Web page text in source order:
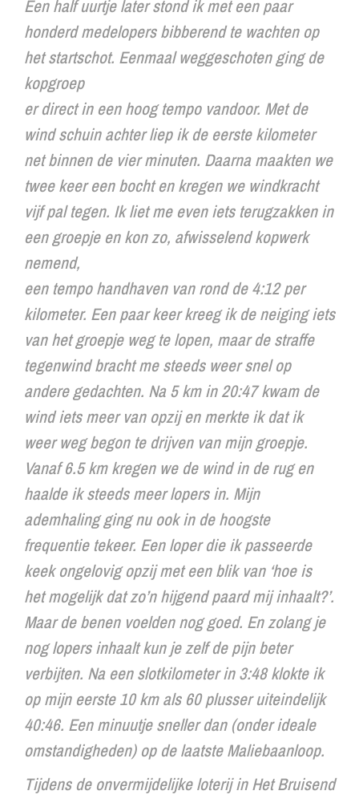
Een half uurtje later stond ik met een paar
honderd medelopers bibberend te wachten op
het startschot. Eenmaal weggeschoten ging de
kopgroep
er direct in een hoog tempo vandoor. Met de
wind schuin achter liep ik de eerste kilometer
net binnen de vier minuten. Daarna maakten we
twee keer een bocht en kregen we windkracht
vijf pal tegen. Ik liet me even iets terugzakken in
een groepje en kon zo, afwisselend kopwerk
nemend,
een tempo handhaven van rond de 4:12 per
kilometer. Een paar keer kreeg ik de neiging iets
van het groepje weg te lopen, maar de straffe
tegenwind bracht me steeds weer snel op
andere gedachten. Na 5 km in 20:47 kwam de
wind iets meer van opzij en merkte ik dat ik
weer weg begon te drijven van mijn groepje.
Vanaf 6.5 km kregen we de wind in de rug en
haalde ik steeds meer lopers in. Mijn
ademhaling ging nu ook in de hoogste
frequentie tekeer. Een loper die ik passeerde
keek ongelovig opzij met een blik van ‘hoe is
het mogelijk dat zo’n hijgend paard mij inhaalt?’.
Maar de benen voelden nog goed. En zolang je
nog lopers inhaalt kun je zelf de pijn beter
verbijten. Na een slotkilometer in 3:48 klokte ik
op mijn eerste 10 km als 60 plusser uiteindelijk
40:46. Een minuutje sneller dan (onder ideale
omstandigheden) op de laatste Maliebaanloop.
Tijdens de onvermijdelijke loterij inHet Bruisend